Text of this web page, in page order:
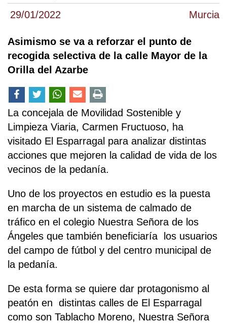
29/01/2022 Murcia
Asimismo se va a reforzar el punto de
recogida selectiva de la calle Mayor de la
Orilla del Azarbe
La concejala de Movilidad Sostenible y
Limpieza Viaria, Carmen Fructuoso, ha
visitado El Esparragal para analizar distintas
acciones que mejoren la calidad de vida de los
vecinos de la pedanía.
Uno de los proyectos en estudio es la puesta
en marcha de un sistema de calmado de
tráfico en el colegio Nuestra Señora de los
Ángeles que también beneficiaría los usuarios
del campo de fútbol y del centro municipal de
la pedanía.
De esta forma se quiere dar protagonismo al
peatón en distintas calles de El Esparragal
como son Tablacho Moreno, Nuestra Señora